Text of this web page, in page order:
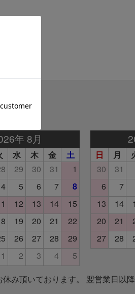
休み頂いております。 翌営業日以